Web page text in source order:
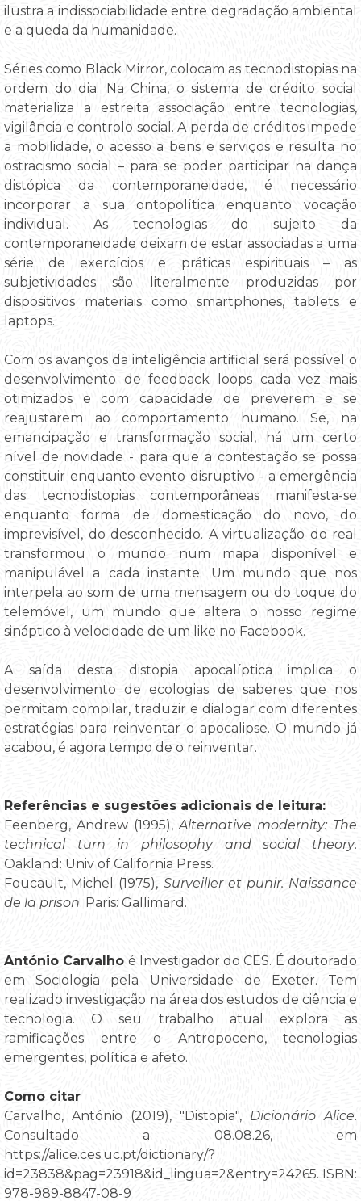
ilustra a indissociabilidade entre degradação ambiental
e a queda da humanidade.
Séries como Black Mirror, colocam as tecnodistopias na
ordem do dia. Na China, o sistema de crédito social
materializa a estreita associação entre tecnologias,
vigilância e controlo social. A perda de créditos impede
a mobilidade, o acesso a bens e serviços e resulta no
ostracismo social – para se poder participar na dança
distópica da contemporaneidade, é necessário
incorporar a sua ontopolítica enquanto vocação
individual. As tecnologias do sujeito da
contemporaneidade deixam de estar associadas a uma
série de exercícios e práticas espirituais – as
subjetividades são literalmente produzidas por
dispositivos materiais como smartphones, tablets e
laptops.
Com os avanços da inteligência artificial será possível o
desenvolvimento de feedback loops cada vez mais
otimizados e com capacidade de preverem e se
reajustarem ao comportamento humano. Se, na
emancipação e transformação social, há um certo
nível de novidade - para que a contestação se possa
constituir enquanto evento disruptivo - a emergência
das tecnodistopias contemporâneas manifesta-se
enquanto forma de domesticação do novo, do
imprevisível, do desconhecido. A virtualização do real
transformou o mundo num mapa disponível e
manipulável a cada instante. Um mundo que nos
interpela ao som de uma mensagem ou do toque do
telemóvel, um mundo que altera o nosso regime
sináptico à velocidade de um like no Facebook.
A saída desta distopia apocalíptica implica o
desenvolvimento de ecologias de saberes que nos
permitam compilar, traduzir e dialogar com diferentes
estratégias para reinventar o apocalipse. O mundo já
acabou, é agora tempo de o reinventar.
Referências e sugestões adicionais de leitura:
Feenberg, Andrew (1995), Alternative modernity: The
technical turn in philosophy and social theory.
Oakland: Univ of California Press.
Foucault, Michel (1975), Surveiller et punir. Naissance
de la prison. Paris: Gallimard.
António Carvalho é Investigador do CES. É doutorado
em Sociologia pela Universidade de Exeter. Tem
realizado investigação na área dos estudos de ciência e
tecnologia. O seu trabalho atual explora as
ramificações entre o Antropoceno, tecnologias
emergentes, política e afeto.
Como citar
Carvalho, António (2019), "Distopia", Dicionário Alice.
Consultado a 08.08.26, em
https://alice.ces.uc.pt/dictionary/?
id=23838&pag=23918&id_lingua=2&entry=24265. ISBN:
978-989-8847-08-9